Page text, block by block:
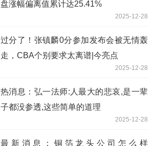
盘涨幅偏离值累计达25.41%
2025-12-28
过分了！张镇麟0分参加发布会被无情轰
走，CBA个别要求太离谱|今亮点
2025-12-28
热消息：弘一法师:人最大的悲哀,是一辈
子都没参透,这些简单的道理
2025-12-28
最新消息：铜箔龙头公司怎么样